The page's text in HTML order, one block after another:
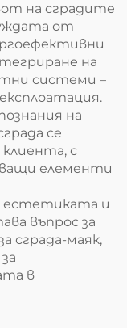
на сградите
от
на
системи –
на
се
с
елементи
естетиката и
въпрос за
сграда-маяк,
в